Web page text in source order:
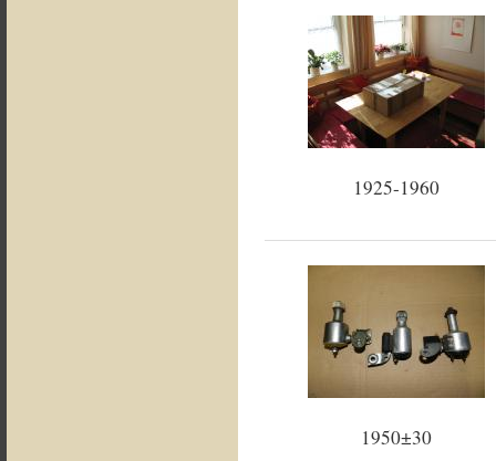
1925-1960
1950±30